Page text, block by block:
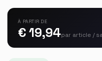
À PARTIR DE
€ 19,94par article /